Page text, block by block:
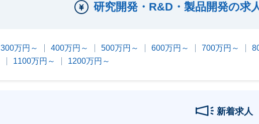
研究開発・R&D・製品開発の求
300万円～ 400万円～ 500万円～ 600万円～ 700万円～
1100万円～
1200万円～
新着求人